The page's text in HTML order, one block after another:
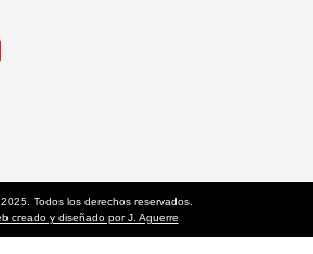
Todos los derechos reservados.
creado y diseñado por J. Aguerre